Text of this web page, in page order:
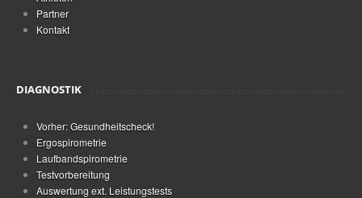
Partner
Kontakt
DIAGNOSTIK
Vorher: Gesundheitscheck!
Ergospirometrie
Laufbandspirometrie
Testvorbereitung
Auswertung ext. Leistungstests